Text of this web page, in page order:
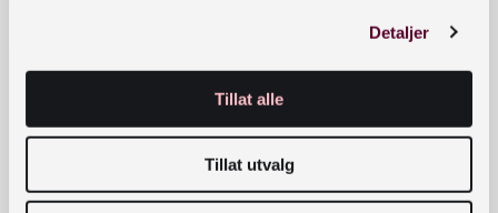
Detaljer
Tillat alle
Tillat utvalg
bibliotekutvikling@nb.no
nett.bibliotekutvikling@nb.no
Telefon: